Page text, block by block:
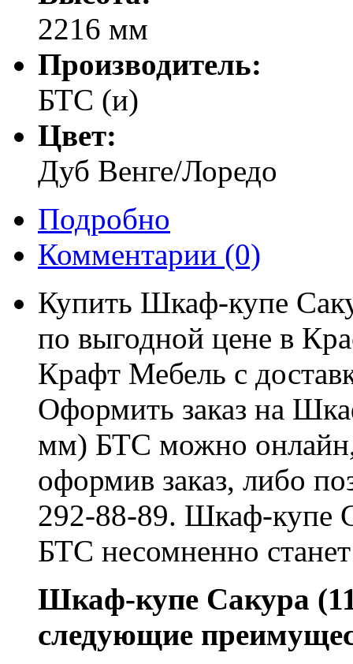
2216 мм
Производитель:
БТС (и)
Цвет:
Дуб Венге/Лоредо
Подробно
Комментарии (0)
Купить Шкаф-купе
по выгодной цене в
Крафт Мебель с
Оформить заказ на
мм) БТС можно онлайн,
оформив заказ, либо
292-88-89. Шкаф-купе
БТС несомненно
Шкаф-купе Сакура
следующие